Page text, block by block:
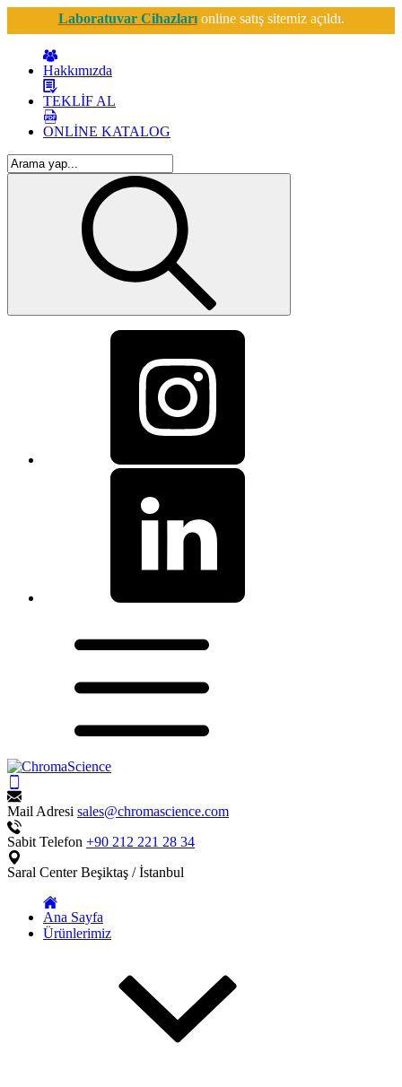
Laboratuvar Cihazlarıonline satış sitemiz açıldı.
Hakkımızda
TEKLİF AL
ONLİNE KATALOG
Mail Adresi sales@chromascience.com
Sabit Telefon +90 212 221 28 34
Saral CenterBeşiktaş / İstanbul
Ana Sayfa
Ürünlerimiz